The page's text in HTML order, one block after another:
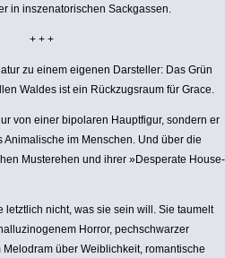
in insze­na­to­ri­schen Sack­gassen.
+ + +
zu einem eigenen Darsteller: Das Grün
Waldes ist ein Rück­zugs­raum für Grace.
von einer bipolaren Haupt­figur, sondern er
im Menschen. Und über die
Muster­ehen und ihrer »Desperate House­
letztlich nicht, was sie sein will. Sie taumelt
Horror, pech­schwarzer
über Weib­lich­keit, roman­ti­sche